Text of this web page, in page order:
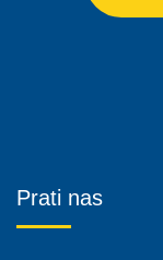
Prati nas